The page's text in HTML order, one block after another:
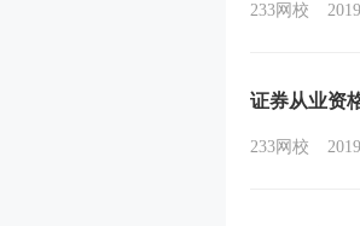
233网校
证券从业资
233网校